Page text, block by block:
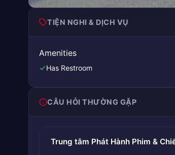
TIỆN NGHI & DỊCH VỤ
Amenities
Has Restroom
CÂU HỎI THƯỜNG GẶP
Trung tâm Phát Hành Phim &